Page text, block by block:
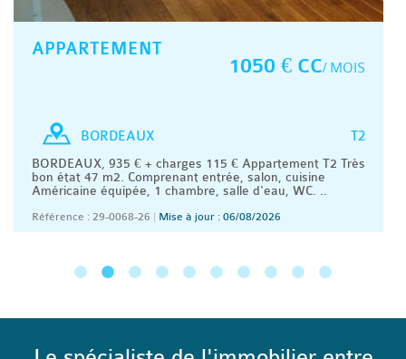
APPARTEMENT
1050 € CC/ MOIS
T2
BORDEAUX
BORDEAUX, 935 € + charges 115 € Appartement T2 Très
bon état 47 m2. Comprenant entrée, salon, cuisine
Américaine équipée, 1 chambre, salle d'eau, WC. ..
Référence : 29-0068-26 Mise à jour : 06/08/2026